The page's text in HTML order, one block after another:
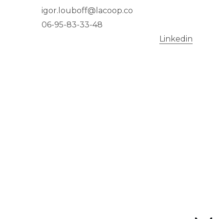
igor.louboff@lacoop.co
06-95-83-33-48
Linkedin